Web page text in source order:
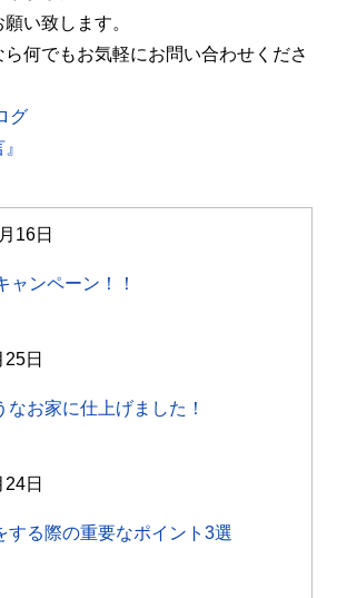
い致します。
何でもお気軽にお問い合わせくださ
グ
16日
ャンペーン！！
日
なお家に仕上げました！
日
する際の重要なポイント3選